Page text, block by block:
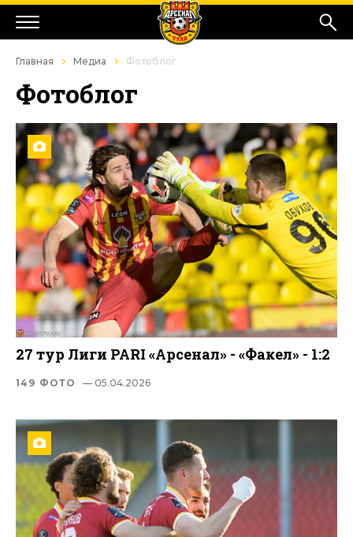
Главная Медиа Фотоблог
Фотоблог
27 тур Лиги PARI «Арсенал» - «Факел» - 1:2
149 ФОТО — 05.04.2026